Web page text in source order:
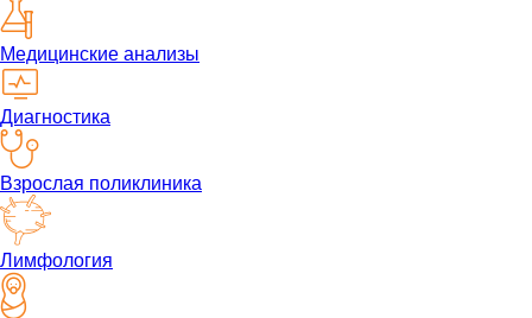
Медицинские анализы
Диагностика
Взрослая поликлиника
Лимфология